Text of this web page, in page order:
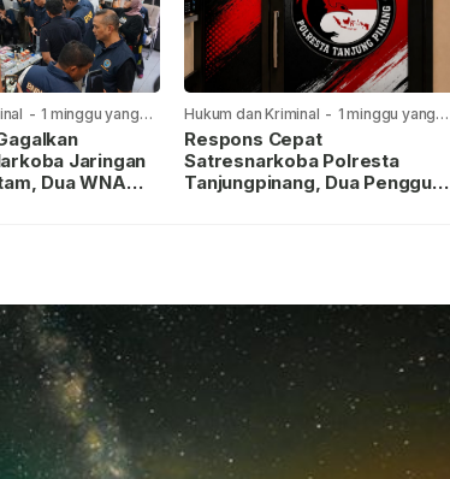
- 1 minggu yang
Jaringan
Dua WNA
Hukum dan Kriminal - 1 minggu yang
lalu
Respons Cepat
Satresnarkoba Polresta
Tanjungpinang, Dua Pengguna